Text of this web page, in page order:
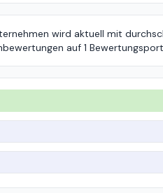
wird aktuell mit
auf 1